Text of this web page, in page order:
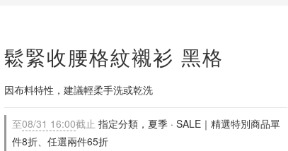
鬆緊收腰格紋襯衫 黑格
因布料特性，建議輕柔手洗或乾洗
至08/31 16:00截止 指定分類，夏季 · SALE｜精選特別商品單
件8折、任選兩件65折